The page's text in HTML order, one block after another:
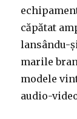
căpătat
lansându-
marile
modele
audio-